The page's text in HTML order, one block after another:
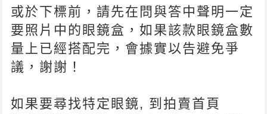
或於下標前，請先在問與答中聲明一定
要照片中的眼鏡盒，如果該款眼鏡盒數
量上已經搭配完，會據實以告避免爭
議，謝謝！
如果要尋找特定眼鏡, 到拍賣首頁